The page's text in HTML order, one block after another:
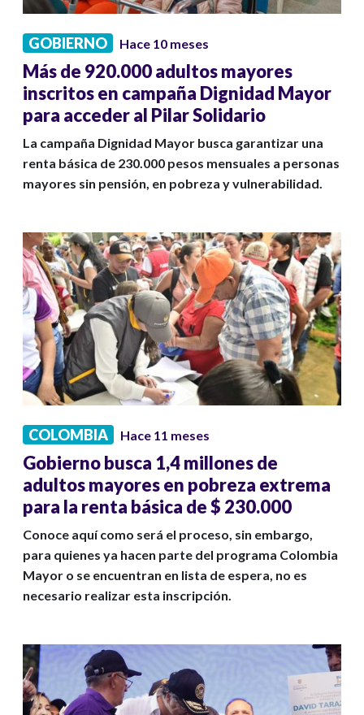
GOBIERNO Hace 10 meses
Más de 920.000 adultos mayores
inscritos en campaña Dignidad Mayor
para acceder al Pilar Solidario
La campaña Dignidad Mayor busca garantizar una
renta básica de 230.000 pesos mensuales a personas
mayores sin pensión, en pobreza y vulnerabilidad.
COLOMBIA Hace 11 meses
Gobierno busca 1,4 millones de
adultos mayores en pobreza extrema
para la renta básica de $ 230.000
Conoce aquí como será el proceso, sin embargo,
para quienes ya hacen parte del programa Colombia
Mayor o se encuentran en lista de espera, no es
necesario realizar esta inscripción.